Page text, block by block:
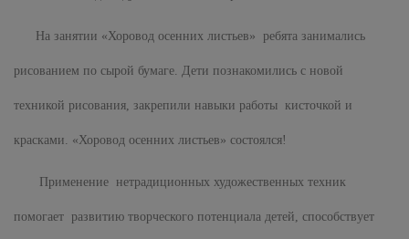
На занятии «Хоровод осенних листьев» ребята занимались
рисованием по сырой бумаге. Дети познакомились с новой
техникой рисования, закрепили навыки работы кисточкой и
красками. «Хоровод осенних листьев» состоялся!
Применение нетрадиционных художественных техник
помогает развитию творческого потенциала детей, способствует